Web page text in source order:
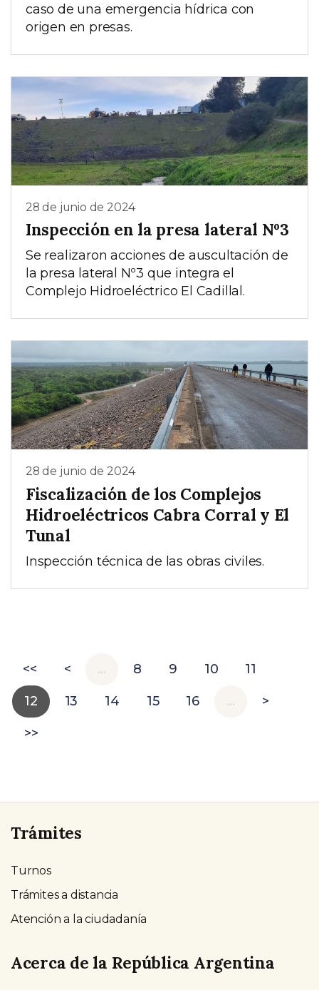
caso de una emergencia hídrica con
origen en presas.
28 de junio de 2024
Inspección en la presa lateral Nº3
Se realizaron acciones de auscultación de
la presa lateral Nº3 que integra el
Complejo Hidroeléctrico El Cadillal.
28 de junio de 2024
Fiscalización de los Complejos
Hidroeléctricos Cabra Corral y El
Tunal
Inspección técnica de las obras civiles.
<< < … 8 9 10 11
12 13 14 15 16 … >
>>
Trámites
Turnos
Trámites a distancia
Atención a la ciudadanía
Acerca de la República Argentina